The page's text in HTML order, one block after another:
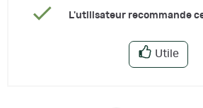
L'utilisateur recommande
Utile